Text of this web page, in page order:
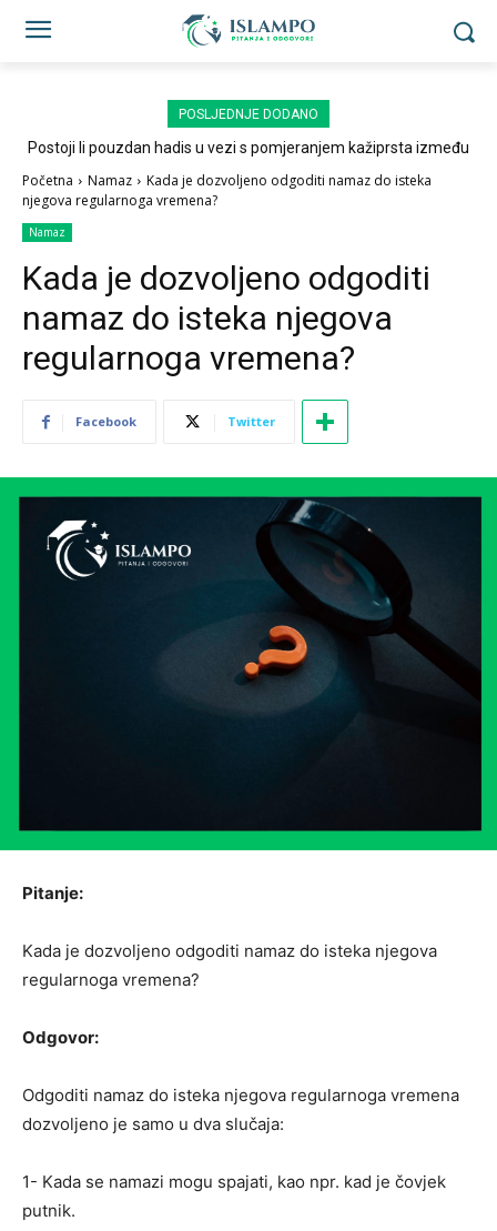
POSLJEDNJE DODANO
Postoji li pouzdan hadis u vezi s pomjeranjem kažiprsta između
Početna Namaz
Kada je dozvoljeno odgoditi namaz do isteka
njegova regularnoga vremena?
Namaz
Kada je dozvoljeno odgoditi
namaz do isteka njegova
regularnoga vremena?
Facebook Twitter
Pitanje:
Kada je dozvoljeno odgoditi namaz do isteka njegova
regularnoga vremena?
Odgovor:
Odgoditi namaz do isteka njegova regularnoga vremena
dozvoljeno je samo u dva slučaja:
1- Kada se namazi mogu spajati, kao npr. kad je čovjek
putnik.